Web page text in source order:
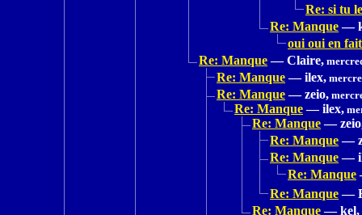
Re: si tu
Re: Manque —
oui oui en
Re: Manque — Claire,
Re: Manque — ilex,
Re: Manque — zeio,
Re: Manque — ilex,
Re: Manque —
Re: Manque —
Re: Manque —
Re: Manque
Re: Manque —
Re: Manque — kel,